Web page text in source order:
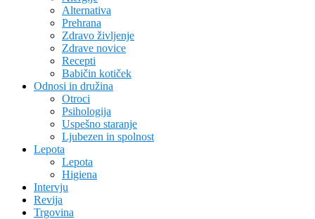
Alternativa
Prehrana
Zdravo življenje
Zdrave novice
Recepti
Babičin kotiček
Odnosi in družina
Otroci
Psihologija
Uspešno staranje
Ljubezen in spolnost
Lepota
Lepota
Higiena
Intervju
Revija
Trgovina